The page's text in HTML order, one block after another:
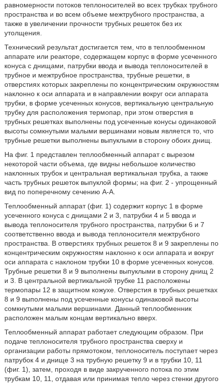
равномерности потоков теплоносителей во всех трубках трубного
пространства и во всем объеме межтрубного пространства, а
также в увеличении прочности трубных решеток без их
утолщения.
Технический результат достигается тем, что в теплообменном
аппарате или реакторе, содержащем корпус в форме усеченного
конуса с днищами, патрубки ввода и вывода теплоносителей в
трубное и межтрубное пространства, трубные решетки, в
отверстиях которых закреплены по концентрическим окружностям
наклонно к оси аппарата и в направлении вокруг оси аппарата
трубки, в форме усеченных конусов, вертикальную центральную
трубку для расположения термопар, при этом отверстия в
трубных решетках выполнены под усеченные конусы одинаковой
высоты сомкнутыми малыми вершинами новым является то, что
трубные решетки выполнены выпуклыми в сторону обоих днищ.
На фиг. 1 представлен теплообменный аппарат с вырезом
некоторой части объема, где видны небольшое количество
наклонных трубок и центральная вертикальная трубка, а также
часть трубных решеток выпуклой формы; на фиг. 2 - упрощенный
вид по поперечному сечению А-А.
Теплообменный аппарат (фиг. 1) содержит корпус 1 в форме
усеченного конуса с днищами 2 и 3, патрубки 4 и 5 ввода и
вывода теплоносителя трубного пространства, патрубки 6 и 7
соответственно ввода и вывода теплоносителя межтрубного
пространства. В отверстиях трубных решеток 8 и 9 закреплены по
концентрическим окружностям наклонно к оси аппарата и вокруг
оси аппарата с наклоном трубки 10 в форме усеченных конусов.
Трубные решетки 8 и 9 выполнены выпуклыми в сторону днищ 2
и 3. В центральной вертикальной трубке 11 расположены
термопары 12 в защитном кожухе. Отверстия в трубных решетках
8 и 9 выполнены под усеченные конусы одинаковой высоты
сомкнутыми малыми вершинами. Данный теплообменник
расположен малым концам вертикально вверх.
Теплообменный аппарат работает следующим образом. При
подаче теплоносителя трубного пространства сверху и
организации работы прямотоком, теплоноситель поступает через
патрубок 4 и днище 3 на трубную решетку 9 и в трубки 10, 11
(фиг. 1), затем, проходя в виде закрученного потока по этим
трубкам 10, 11, отдавая или принимая тепло через стенки другого